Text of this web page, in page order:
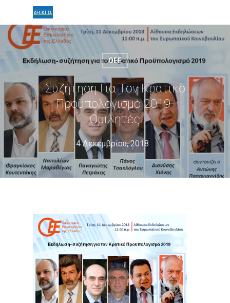
ΟΕΕ
Συζήτηση Για Τον Κρατικό
Προϋπολογισμό 2019-
Ομιλητές
4 Δεκεμβρίου, 2018